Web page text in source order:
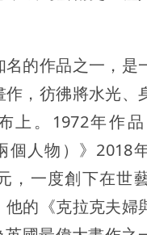
名的作品之一，是
作，彷彿將水光、
上。1972年作
個人物）》2018
，一度創下在世
他的《克拉克夫婦